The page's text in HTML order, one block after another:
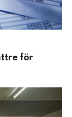
för